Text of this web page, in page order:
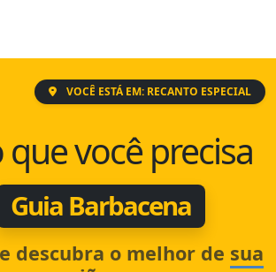
VOCÊ ESTÁ EM: RECANTO ESPECIAL
você precisa
Guia Barbacena
descubra o melhor de sua